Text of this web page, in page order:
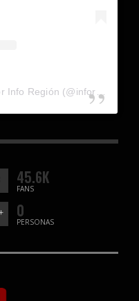
45.6K
FANS
0
PERSONAS